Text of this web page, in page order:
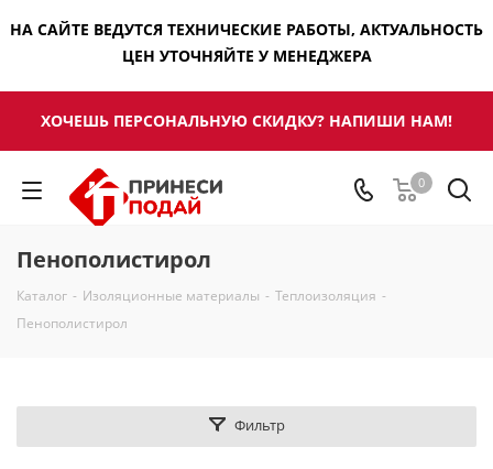
НА САЙТЕ ВЕДУТСЯ ТЕХНИЧЕСКИЕ РАБОТЫ, АКТУАЛЬНОСТЬ
ЦЕН УТОЧНЯЙТЕ У МЕНЕДЖЕРА
ХОЧЕШЬ ПЕРСОНАЛЬНУЮ СКИДКУ? НАПИШИ НАМ!
0
Пенополистирол
Каталог - Изоляционные материалы - Теплоизоляция -
Пенополистирол
Фильтр